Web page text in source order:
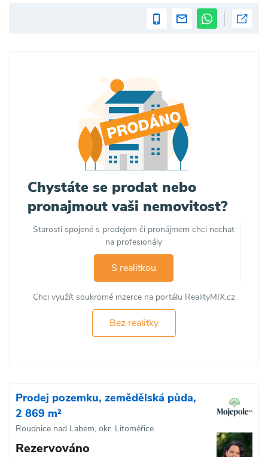
Chystáte se prodat nebo
pronajmout vaši nemovitost?
Starosti spojené s prodejem či pronájmem chci nechat
na profesionály
S realitkou
Chci využít soukromé inzerce na portálu RealityMIX.cz
Bez realitky
Prodej pozemku, zemědělská půda,
2 869 m²
Roudnice nad Labem, okr. Litoměřice
Rezervováno